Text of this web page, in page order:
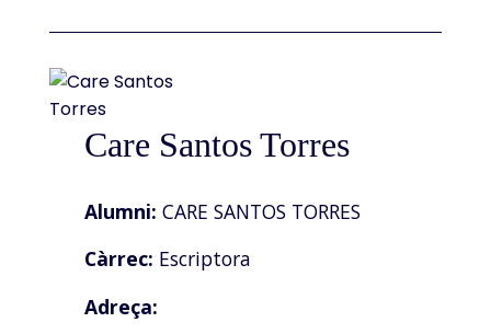
Care Santos Torres
Alumni: CARE SANTOS TORRES
Càrrec: Escriptora
Adreça: